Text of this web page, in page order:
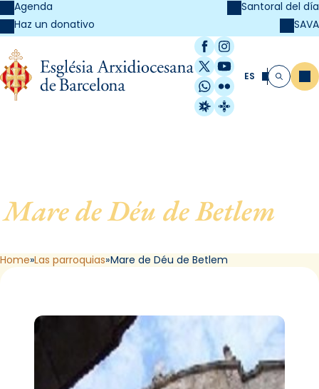
Agenda
Haz un donativo
Santoral del día
SAVA
Facebook
Instagram
X / Twitter
YouTube
WhatsApp
Flickr
Radio Estel
Catalunya
ES Buscar
Mare de Déu de Betlem
Home Las parroquias Mare de Déu de Betlem